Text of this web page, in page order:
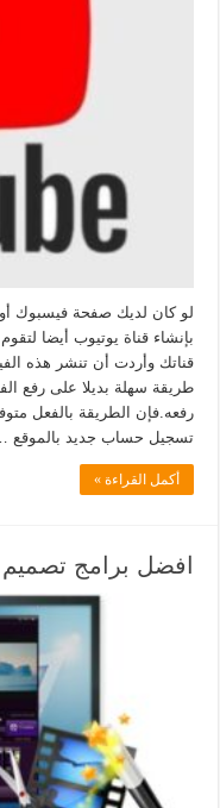
لو كان لديك صفحة فيسبوك
بإنشاء قناة يوتيوب أيضا
قناتك وأردت أن تنشر هذه
طريقة سهلة بديلا على رفع
تسجيل حساب جديد بالموقع …
أكمل القراءة »
افضل برامج تصميم